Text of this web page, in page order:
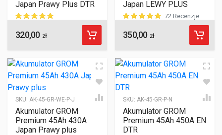
Japan Prawy Plus DTR
ocen klientów
320,00 zł
Japan LEWY PLUS
ocen klientów
72 Recenzje
350,00 zł
SKU: AK-45-GR-WE-P-J
Akumulator GROM
Premium 45Ah 430A
Japan Prawy plus
SKU: AK-45-GR-P-N
Akumulator GROM
Premium 45Ah 450A EN
DTR